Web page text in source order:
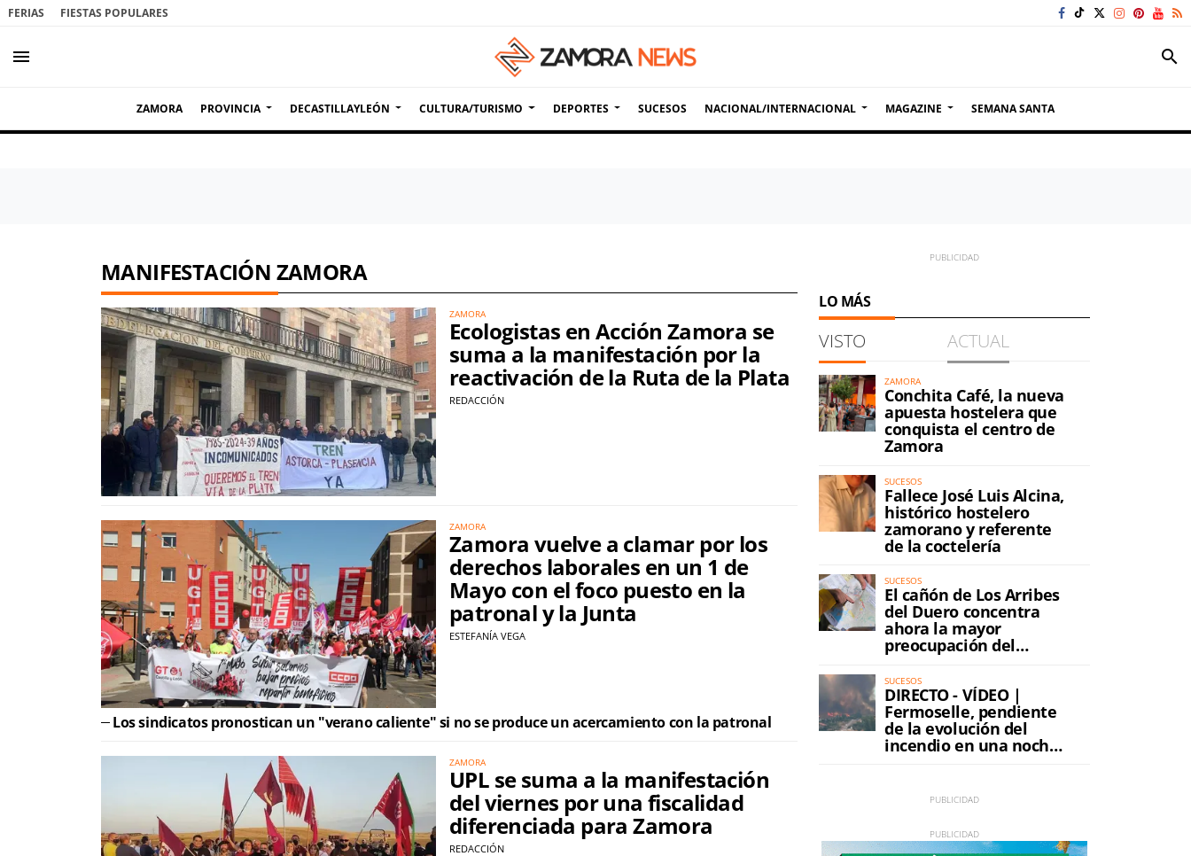
FERIAS FIESTAS POPULARES
menu search
ZAMORA PROVINCIA DECASTILLAYLEÓN CULTURA/TURISMO DEPORTES SUCESOS NACIONAL/INTERNACIONAL MAGAZINE SEMANA SANTA
MANIFESTACIÓN ZAMORA
ZAMORA
Ecologistas en Acción Zamora se
suma a la manifestación por la
reactivación de la Ruta de la Plata
REDACCIÓN
ZAMORA
Zamora vuelve a clamar por los
derechos laborales en un 1 de
Mayo con el foco puesto en la
patronal y la Junta
ESTEFANÍA VEGA
Los sindicatos pronostican un "verano caliente" si no se produce un acercamiento con la patronal
ZAMORA
UPL se suma a la manifestación
del viernes por una fiscalidad
diferenciada para Zamora
REDACCIÓN
LO MÁS
VISTO ACTUAL
ZAMORA
Conchita Café, la nueva
apuesta hostelera que
conquista el centro de
Zamora
SUCESOS
Fallece José Luis Alcina,
histórico hostelero
zamorano y referente
de la coctelería
SUCESOS
El cañón de Los Arribes
del Duero concentra
ahora la mayor
preocupación del
incendio
SUCESOS
DIRECTO - VÍDEO |
Fermoselle, pendiente
de la evolución del
incendio en una noche